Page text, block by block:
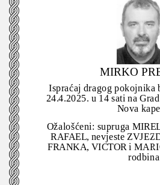
MIRKO
Ispraćaj dragog pokojnika
24.4.2025. u 14 sati na
Nova
Ožalošćeni: supruga
RAFAEL, nevjeste
FRANKA, VICTOR i
rodbina